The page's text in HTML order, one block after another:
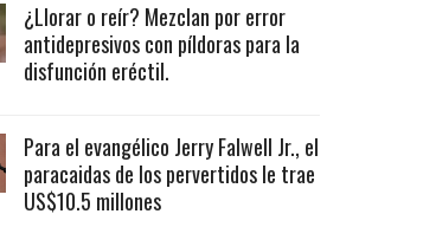
¿Llorar o reír? Mezclan por error
antidepresivos con píldoras para la
disfunción eréctil.
Para el evangélico Jerry Falwell Jr., el
paracaidas de los pervertidos le trae
US$10.5 millones